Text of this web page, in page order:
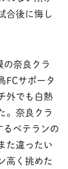
合後に悔し
の奈良クラ
FCサポータ
外でも白熱
。奈良クラ
るベテランの
た違ったい
高く挑めた